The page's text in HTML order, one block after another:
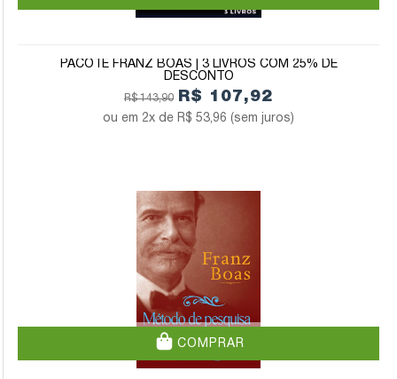
PACOTE FRANZ BOAS | 3 LIVROS COM 25% DE
DESCONTO
R$ 143,90 R$ 107,92
2x de R$ 53,96 (sem juros)
COMPRAR